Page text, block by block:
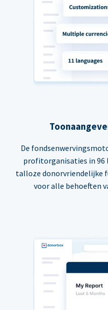
De
profitorganisaties in 96
talloze donorvriendelijke
voor alle behoeften